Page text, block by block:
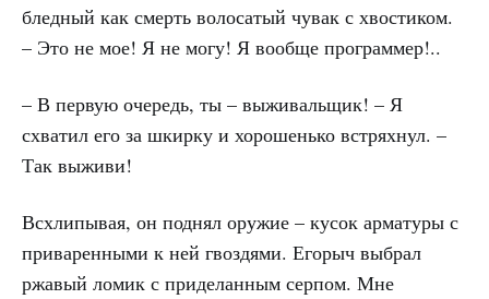
бледный как смерть волосатый чувак с хвостиком.
– Это не мое! Я не могу! Я вообще программер!..
– В первую очередь, ты – выживальщик! – Я
схватил его за шкирку и хорошенько встряхнул. –
Так выживи!
Всхлипывая, он поднял оружие – кусок арматуры с
приваренными к ней гвоздями. Егорыч выбрал
ржавый ломик с приделанным серпом. Мне